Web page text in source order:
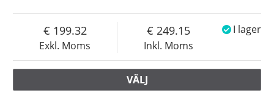
Exkl. Moms
199.32
Inkl. Moms
249.15 I lager
VÄLJ